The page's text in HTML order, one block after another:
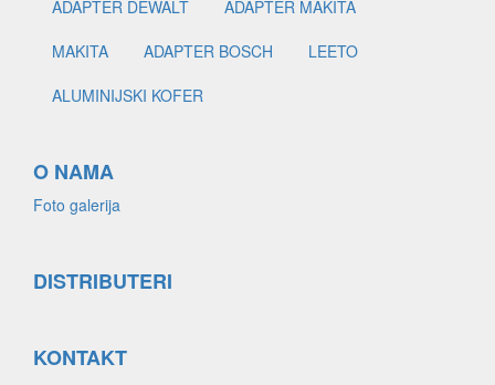
ADAPTER DEWALT
ADAPTER MAKITA
MAKITA
ADAPTER BOSCH
LEETO
ALUMINIJSKI KOFER
O NAMA
Foto galerija
DISTRIBUTERI
KONTAKT